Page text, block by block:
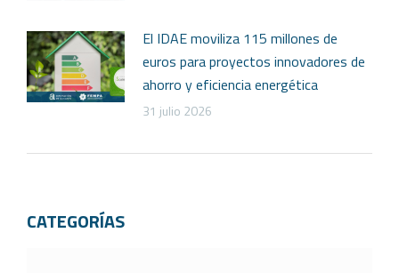
El IDAE moviliza 115 millones de
euros para proyectos innovadores de
ahorro y eficiencia energética
31 julio 2026
CATEGORÍAS